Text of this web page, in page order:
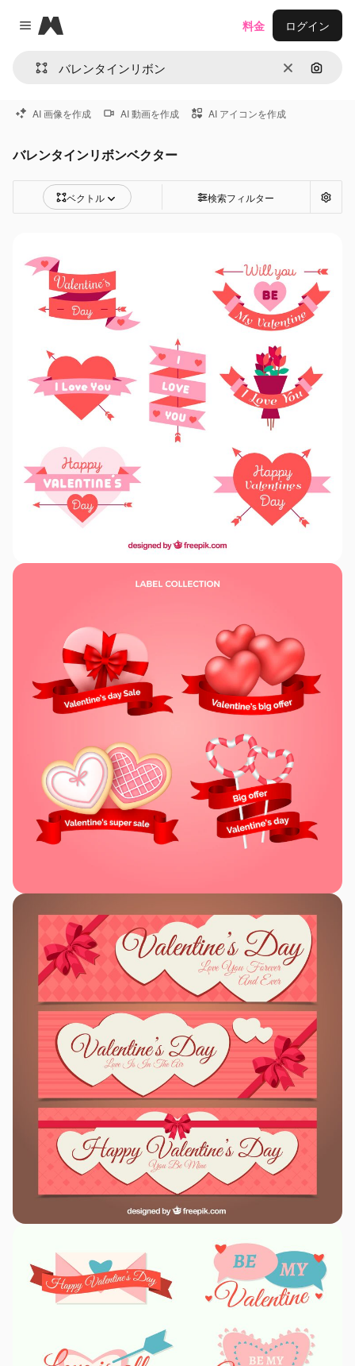
Close menu
Magnific
消去 画像で
料金 ログイン
AI 画像を作成 AI 動画を作成 AI アイコンを作成
バレンタインリボンベクター
ベクトル 検索フィルター